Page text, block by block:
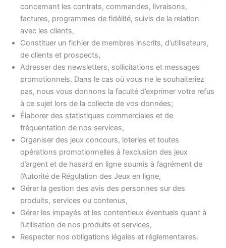
concernant les contrats, commandes, livraisons,
factures, programmes de fidélité, suivis de la relation
avec les clients,
Constituer un fichier de membres inscrits, d’utilisateurs,
de clients et prospects,
Adresser des newsletters, sollicitations et messages
promotionnels. Dans le cas où vous ne le souhaiteriez
pas, nous vous donnons la faculté d’exprimer votre refus
à ce sujet lors de la collecte de vos données;
Élaborer des statistiques commerciales et de
fréquentation de nos services,
Organiser des jeux concours, loteries et toutes
opérations promotionnelles à l’exclusion des jeux
d’argent et de hasard en ligne soumis à l’agrément de
l’Autorité de Régulation des Jeux en ligne,
Gérer la gestion des avis des personnes sur des
produits, services ou contenus,
Gérer les impayés et les contentieux éventuels quant à
l’utilisation de nos produits et services,
Respecter nos obligations légales et réglementaires.